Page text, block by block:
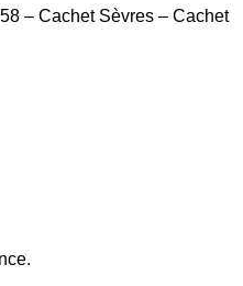
– Cachet Sèvres – Cachet